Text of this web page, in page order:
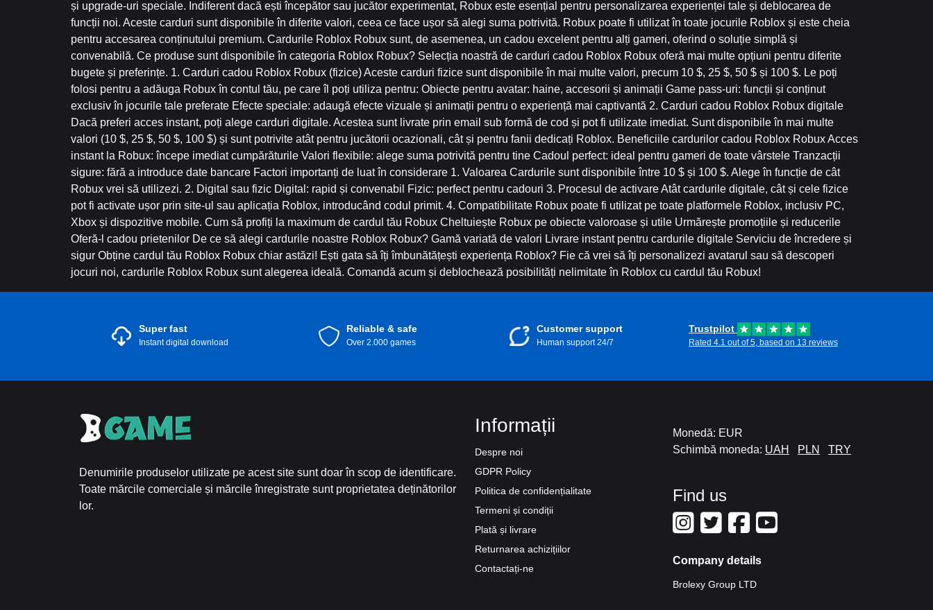
și upgrade-uri speciale. Indiferent dacă ești începător sau jucător experimentat, Robux este esențial pentru personalizarea experienței tale și deblocarea de
funcții noi. Aceste carduri sunt disponibile în diferite valori, ceea ce face ușor să alegi suma potrivită. Robux poate fi utilizat în toate jocurile Roblox și este cheia
pentru accesarea conținutului premium. Cardurile Roblox Robux sunt, de asemenea, un cadou excelent pentru alți gameri, oferind o soluție simplă și
convenabilă. Ce produse sunt disponibile în categoria Roblox Robux? Selecția noastră de carduri cadou Roblox Robux oferă mai multe opțiuni pentru diferite
bugete și preferințe. 1. Carduri cadou Roblox Robux (fizice) Aceste carduri fizice sunt disponibile în mai multe valori, precum 10 $, 25 $, 50 $ și 100 $. Le poți
folosi pentru a adăuga Robux în contul tău, pe care îl poți utiliza pentru: Obiecte pentru avatar: haine, accesorii și animații Game pass-uri: funcții și conținut
exclusiv în jocurile tale preferate Efecte speciale: adaugă efecte vizuale și animații pentru o experiență mai captivantă 2. Carduri cadou Roblox Robux digitale
Dacă preferi acces instant, poți alege carduri digitale. Acestea sunt livrate prin email sub formă de cod și pot fi utilizate imediat. Sunt disponibile în mai multe
valori (10 $, 25 $, 50 $, 100 $) și sunt potrivite atât pentru jucătorii ocazionali, cât și pentru fanii dedicați Roblox. Beneficiile cardurilor cadou Roblox Robux Acces
instant la Robux: începe imediat cumpărăturile Valori flexibile: alege suma potrivită pentru tine Cadoul perfect: ideal pentru gameri de toate vârstele Tranzacții
sigure: fără a introduce date bancare Factori importanți de luat în considerare 1. Valoarea Cardurile sunt disponibile între 10 $ și 100 $. Alege în funcție de cât
Robux vrei să utilizezi. 2. Digital sau fizic Digital: rapid și convenabil Fizic: perfect pentru cadouri 3. Procesul de activare Atât cardurile digitale, cât și cele fizice
pot fi activate ușor prin site-ul sau aplicația Roblox, introducând codul primit. 4. Compatibilitate Robux poate fi utilizat pe toate platformele Roblox, inclusiv PC,
Xbox și dispozitive mobile. Cum să profiți la maximum de cardul tău Robux Cheltuiește Robux pe obiecte valoroase și utile Urmărește promoțiile și reducerile
Oferă-l cadou prietenilor De ce să alegi cardurile noastre Roblox Robux? Gamă variată de valori Livrare instant pentru cardurile digitale Serviciu de încredere și
sigur Obține cardul tău Roblox Robux chiar astăzi! Ești gata să îți îmbunătățești experiența Roblox? Fie că vrei să îți personalizezi avatarul sau să descoperi
jocuri noi, cardurile Roblox Robux sunt alegerea ideală. Comandă acum și deblochează posibilități nelimitate în Roblox cu cardul tău Robux!
Super fast
Instant digital download
Reliable & safe
Over 2.000 games
Customer support
Human support 24/7
Trustpilot
Rated 4.1 out of 5, based on 13 reviews
Denumirile produselor utilizate pe acest site sunt doar în scop de identificare.
Toate mărcile comerciale și mărcile înregistrate sunt proprietatea deținătorilor
lor.
Informații
Despre noi
GDPR Policy
Politica de confidențialitate
Termeni și condiții
Plată și livrare
Returnarea achizițiilor
Contactați-ne
Monedă: EUR
Schimbă moneda: UAH PLN TRY
Find us
Company details
Brolexy Group LTD